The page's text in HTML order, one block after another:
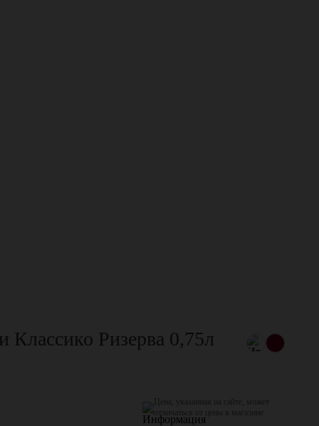
Классико Ризерва 0,75л